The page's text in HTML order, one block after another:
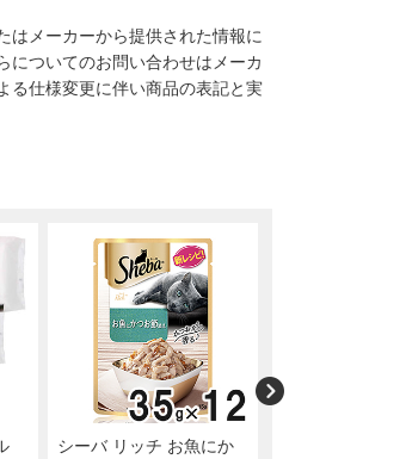
はメーカーから提供された情報に
についてのお問い合わせはメーカ
る仕様変更に伴い商品の表記と実
シーバ リッチ お魚にか